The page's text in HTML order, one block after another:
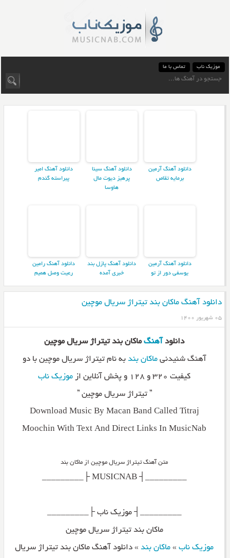
موزیک ناب تماس با ما
دانلود آهنگ آرمین
برمایه تقاص
دانلود آهنگ سینا
پرهیز دیوت مال
هاوسا
دانلود آهنگ امیر
پیراسته گندم
دانلود آهنگ آرمین
یوسفی دور از تو
دانلود آهنگ پازل بند
خبری آمده
دانلود آهنگ رامین
رعیت وصل همیم
دانلود آهنگ ماکان بند تیتراژ سریال موچین
۰۵ شهریور ۱۴۰۰
دانلود آهنگماکان بند تیتراژ سریال موچین
آهنگ شنیدنیماکان بند به نام تیتراژ سریال موچین با دو
کیفیت ۳۲۰ و ۱۲۸ و پخش آنلاین از
موزیک ناب
” تیتراژ سریال موچین ”
Download Music By Macan Band Called Titraj
Moochin With Text And Direct Links In MusicNab
متن آهنگ تیتراژ سریال موچین از ماکان بند
_________┤ MUSICNAB ├_________
_________┤ موزیک ناب ├_________
ماکان بند تیتراژ سریال موچین
موزیک ناب» ماکان بند» دانلود آهنگ ماکان بند تیتراژ سریال